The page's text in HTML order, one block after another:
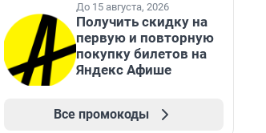
До 15 августа, 2026
Получить скидку на
первую и повторную
покупку билетов на
Яндекс Афише
Все промокоды